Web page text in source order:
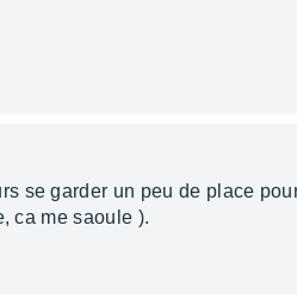
se garder un peu de place
ca me saoule ).